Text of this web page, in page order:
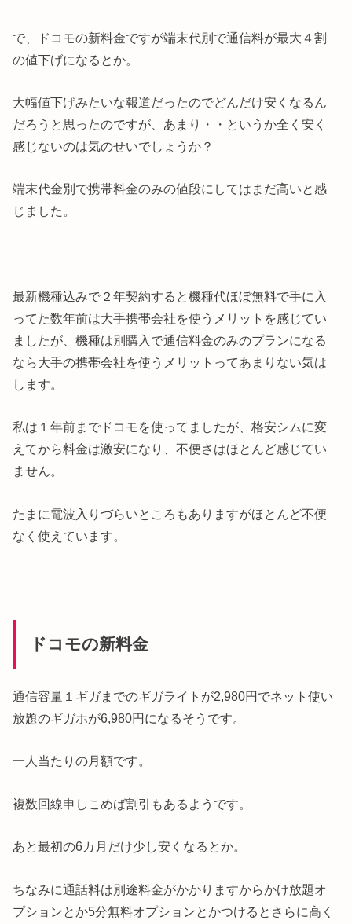
で、ドコモの新料金ですが端末代別で通信料が最大４割
の値下げになるとか。
大幅値下げみたいな報道だったのでどんだけ安くなるん
だろうと思ったのですが、あまり・・というか全く安く
感じないのは気のせいでしょうか？
端末代金別で携帯料金のみの値段にしてはまだ高いと感
じました。
最新機種込みで２年契約すると機種代ほぼ無料で手に入
ってた数年前は大手携帯会社を使うメリットを感じてい
ましたが、機種は別購入で通信料金のみのプランになる
なら大手の携帯会社を使うメリットってあまりない気は
します。
私は１年前までドコモを使ってましたが、格安シムに変
えてから料金は激安になり、不便さはほとんど感じてい
ません。
たまに電波入りづらいところもありますがほとんど不便
なく使えています。
ドコモの新料金
通信容量１ギガまでのギガライトが2,980円でネット使い
放題のギガホが6,980円になるそうです。
一人当たりの月額です。
複数回線申しこめば割引もあるようです。
あと最初の6カ月だけ少し安くなるとか。
ちなみに通話料は別途料金がかかりますからかけ放題オ
プションとか5分無料オプションとかつけるとさらに高く